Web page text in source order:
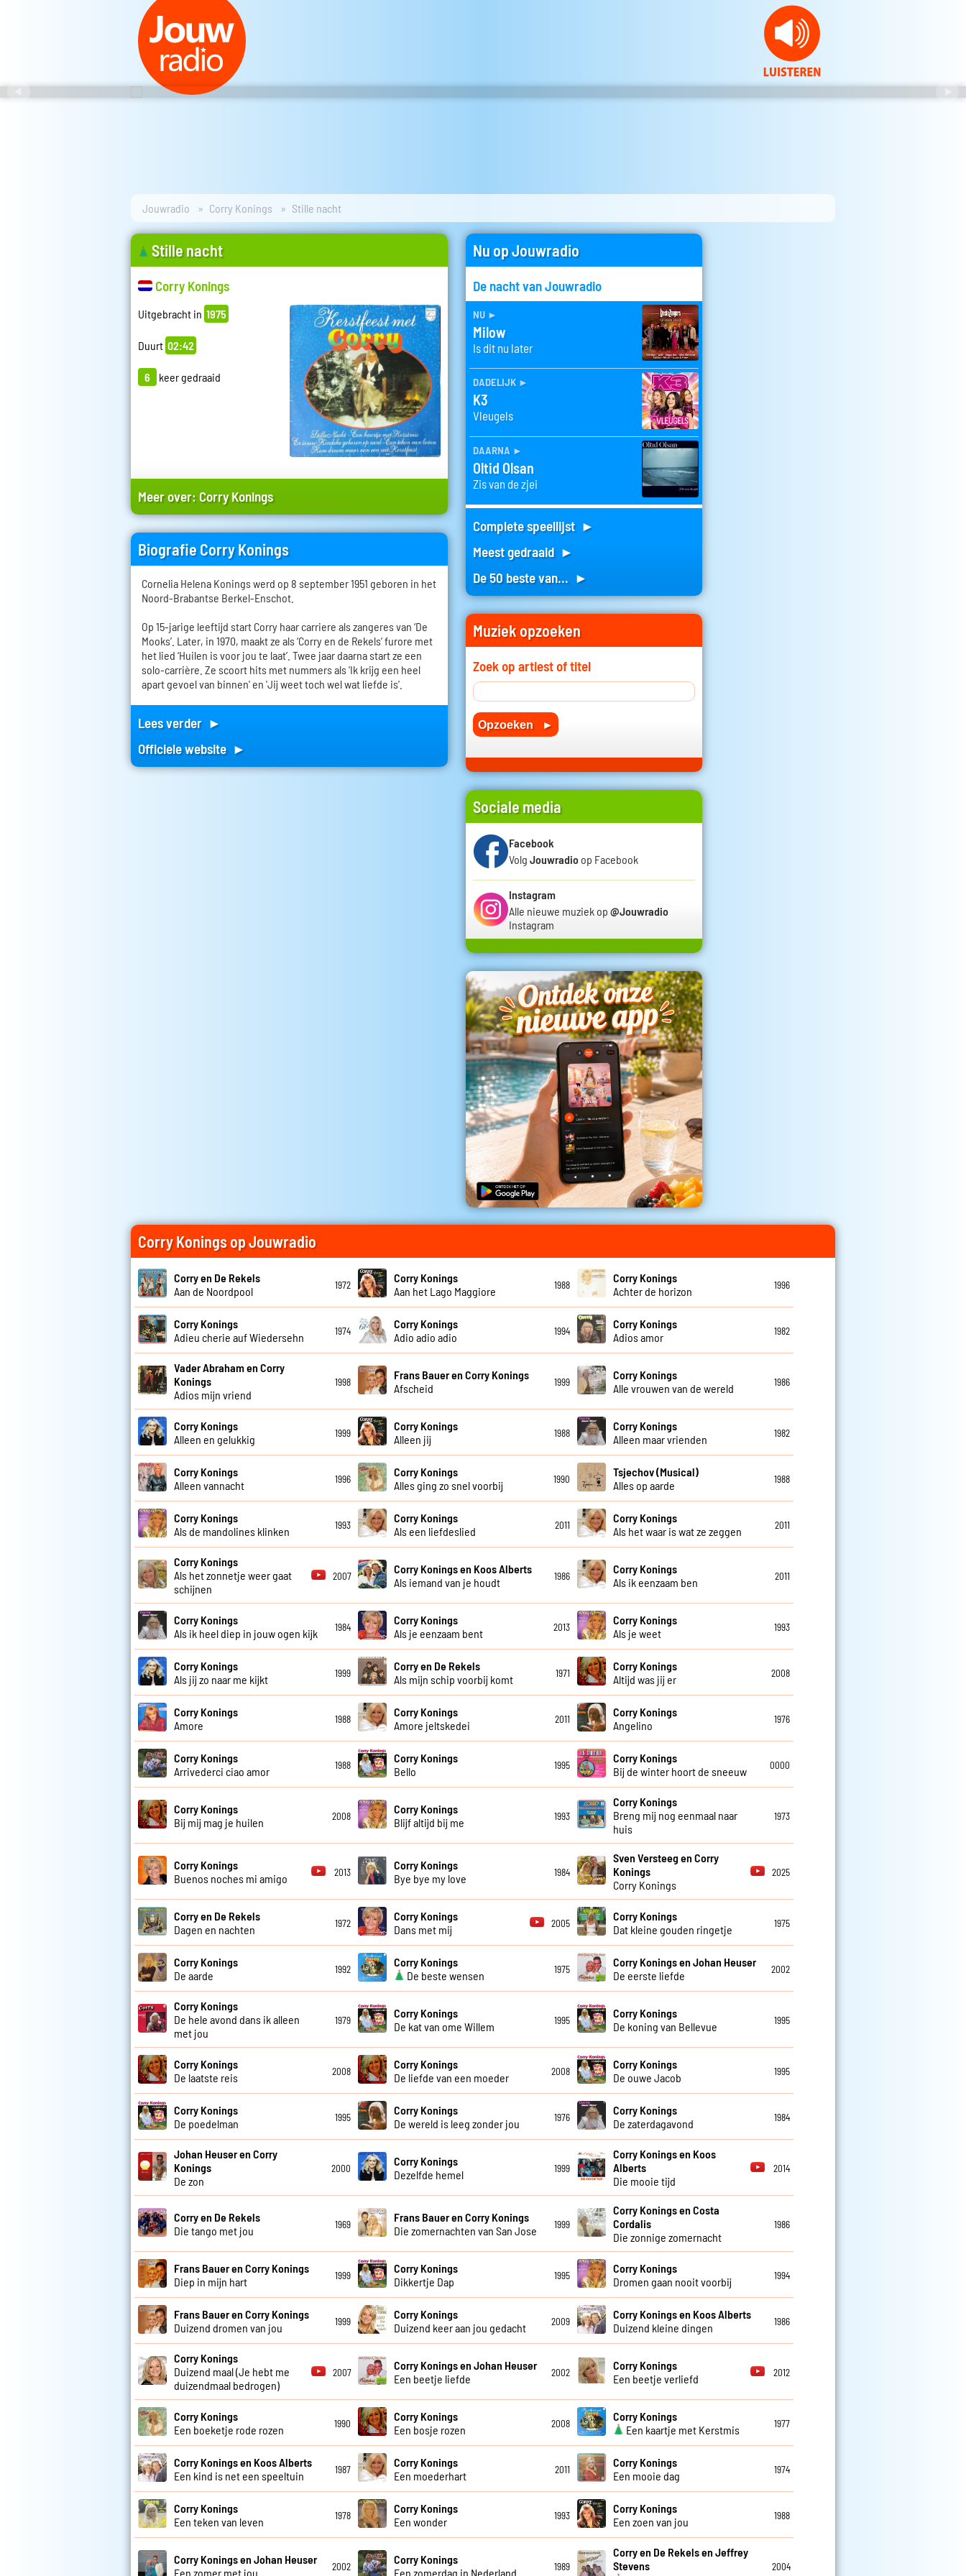
Jouwradio Corry Konings Stille nacht
Stille nacht
Corry Konings
Uitgebracht in 1975
Duurt 02:42
6 keer gedraaid
Meer over: Corry Konings
Biografie Corry Konings
Cornelia Helena Konings werd op 8 september 1951 geboren in het
Noord-Brabantse Berkel-Enschot.
Op 15-jarige leeftijd start Corry haar carriere als zangeres van ‘De
Mooks’. Later, in 1970, maakt ze als ‘Corry en de Rekels’ furore met
het lied ‘Huilen is voor jou te laat’. Twee jaar daarna start ze een
solo-carrière. Ze scoort hits met nummers als 'Ik krijg een heel
apart gevoel van binnen' en 'Jij weet toch wel wat liefde is'.
Lees verder ►
Officiele website ►
Nu op Jouwradio
De nacht van Jouwradio
nu ►
Milow
Is dit nu later
dadelijk ►
K3
Vleugels
daarna ►
Oltid Olsan
Zis van de zjei
Complete speellijst ►
Meest gedraaid ►
De 50 beste van... ►
Muziek opzoeken
Zoek op artiest of titel
Sociale media
Facebook
Volg Jouwradio op Facebook
Instagram
Alle nieuwe muziek op @Jouwradio
Instagram
Corry Konings op Jouwradio
Corry en De Rekels
Aan de Noordpool
1972
Corry Konings
Aan het Lago Maggiore
1988
Corry Konings
Achter de horizon
1996
Corry Konings
Adieu cherie auf Wiedersehn
1974
Corry Konings
Adio adio adio
1994
Corry Konings
Adios amor
1982
Vader Abraham en Corry
Konings
Adios mijn vriend
1998
Frans Bauer en Corry Konings
Afscheid
1999
Corry Konings
Alle vrouwen van de wereld
1986
Corry Konings
Alleen en gelukkig
1999
Corry Konings
Alleen jij
1988
Corry Konings
Alleen maar vrienden
1982
Corry Konings
Alleen vannacht
1996
Corry Konings
Alles ging zo snel voorbij
1990
Tsjechov (Musical)
Alles op aarde
1988
Corry Konings
Als de mandolines klinken
1993
Corry Konings
Als een liefdeslied
2011
Corry Konings
Als het waar is wat ze zeggen
2011
Corry Konings
Als het zonnetje weer gaat
schijnen
2007
Corry Konings en Koos Alberts
Als iemand van je houdt
1986
Corry Konings
Als ik eenzaam ben
2011
Corry Konings
Als ik heel diep in jouw ogen kijk
1984
Corry Konings
Als je eenzaam bent
2013
Corry Konings
Als je weet
1993
Corry Konings
Als jij zo naar me kijkt
1999
Corry en De Rekels
Als mijn schip voorbij komt
1971
Corry Konings
Altijd was jij er
2008
Corry Konings
Amore
1988
Corry Konings
Amore jeltskedei
2011
Corry Konings
Angelino
1976
Corry Konings
Arrivederci ciao amor
1988
Corry Konings
Bello
1995
Corry Konings
Bij de winter hoort de sneeuw
0000
Corry Konings
Bij mij mag je huilen
2008
Corry Konings
Blijf altijd bij me
1993
Corry Konings
Breng mij nog eenmaal naar
huis
1973
Corry Konings
Buenos noches mi amigo
2013
Corry Konings
Bye bye my love
1984
Sven Versteeg en Corry
Konings
Corry Konings
2025
Corry en De Rekels
Dagen en nachten
1972
Corry Konings
Dans met mij
2005
Corry Konings
Dat kleine gouden ringetje
1975
Corry Konings
De aarde
1992
Corry Konings
De beste wensen
1975
Corry Konings en Johan Heuser
De eerste liefde
2002
Corry Konings
De hele avond dans ik alleen
met jou
1979
Corry Konings
De kat van ome Willem
1995
Corry Konings
De koning van Bellevue
1995
Corry Konings
De laatste reis
2008
Corry Konings
De liefde van een moeder
2008
Corry Konings
De ouwe Jacob
1995
Corry Konings
De poedelman
1995
Corry Konings
De wereld is leeg zonder jou
1976
Corry Konings
De zaterdagavond
1984
Johan Heuser en Corry
Konings
De zon
2000
Corry Konings
Dezelfde hemel
1999
Corry Konings en Koos
Alberts
Die mooie tijd
2014
Corry en De Rekels
Die tango met jou
1969
Frans Bauer en Corry Konings
Die zomernachten van San Jose
1999
Corry Konings en Costa
Cordalis
Die zonnige zomernacht
1986
Frans Bauer en Corry Konings
Diep in mijn hart
1999
Corry Konings
Dikkertje Dap
1995
Corry Konings
Dromen gaan nooit voorbij
1994
Frans Bauer en Corry Konings
Duizend dromen van jou
1999
Corry Konings
Duizend keer aan jou gedacht
2009
Corry Konings en Koos Alberts
Duizend kleine dingen
1986
Corry Konings
Duizend maal (Je hebt me
duizendmaal bedrogen)
2007
Corry Konings en Johan Heuser
Een beetje liefde
2002
Corry Konings
Een beetje verliefd
2012
Corry Konings
Een boeketje rode rozen
1990
Corry Konings
Een bosje rozen
2008
Corry Konings
Een kaartje met Kerstmis
1977
Corry Konings en Koos Alberts
Een kind is net een speeltuin
1987
Corry Konings
Een moederhart
2011
Corry Konings
Een mooie dag
1974
Corry Konings
Een teken van leven
1978
Corry Konings
Een wonder
1993
Corry Konings
Een zoen van jou
1988
Corry Konings en Johan Heuser
Een zomer met jou
2002
Corry Konings
Een zomerdag in Nederland
1989
Corry en De Rekels en Jeffrey
Stevens
2004